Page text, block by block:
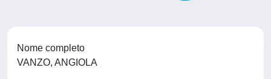
Nome completo
VANZO, ANGIOLA